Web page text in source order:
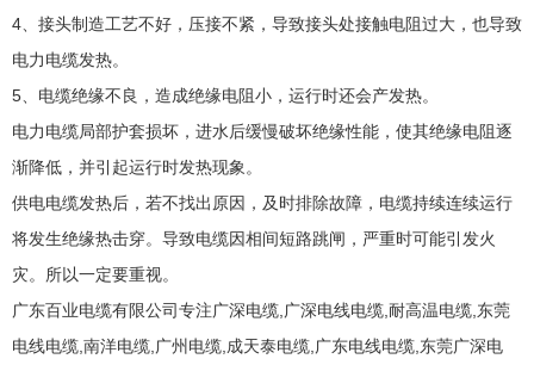
4、接头制造工艺不好，压接不紧，导致接头处接触电阻过大，也导致
电力电缆发热。
5、电缆绝缘不良，造成绝缘电阻小，运行时还会产发热。
电力电缆局部护套损坏，进水后缓慢破坏绝缘性能，使其绝缘电阻逐
渐降低，并引起运行时发热现象。
供电电缆发热后，若不找出原因，及时排除故障，电缆持续连续运行
将发生绝缘热击穿。导致电缆因相间短路跳闸，严重时可能引发火
灾。所以一定要重视。
广东百业电缆有限公司专注广深电缆 ,广深电线电缆,耐高温电缆,东莞
电线电缆,南洋电缆,广州电缆,成天泰电缆,广东电线电缆,东莞广深电